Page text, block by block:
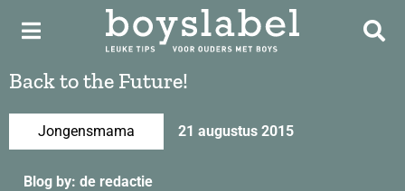
Back to the Future!
Jongensmama 21 augustus 2015
Blog by: de redactie